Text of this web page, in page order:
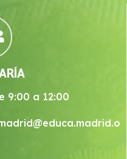
9:00 a 12:00